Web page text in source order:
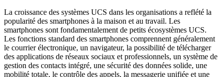
La croissance des systèmes UCS dans les organisations a reflété la
popularité des smartphones à la maison et au travail. Les
smartphones sont fondamentalement de petits écosystèmes UCS.
Les fonctions standard des smartphones comprennent généralement
le courrier électronique, un navigateur, la possibilité de télécharger
des applications de réseaux sociaux et professionnels, un système de
gestion des contacts intégré, une sécurité des données solide, une
mobilité totale, le contrôle des appels, la messagerie unifiée et une